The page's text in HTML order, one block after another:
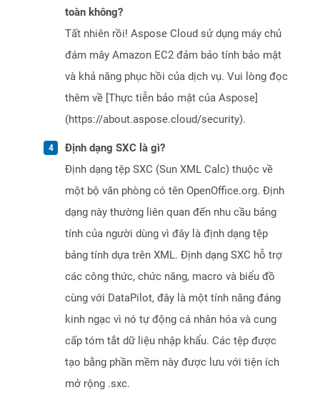
toàn không?
Tất nhiên rồi! Aspose Cloud sử dụng máy chủ
đám mây Amazon EC2 đảm bảo tính bảo mật
và khả năng phục hồi của dịch vụ. Vui lòng đọc
thêm về [Thực tiễn bảo mật của Aspose]
(https://about.aspose.cloud/security).
Định dạng SXC là gì?
Định dạng tệp SXC (Sun XML Calc) thuộc về
một bộ văn phòng có tên OpenOffice.org. Định
dạng này thường liên quan đến nhu cầu bảng
tính của người dùng vì đây là định dạng tệp
bảng tính dựa trên XML. Định dạng SXC hỗ trợ
các công thức, chức năng, macro và biểu đồ
cùng với DataPilot, đây là một tính năng đáng
kinh ngạc vì nó tự động cá nhân hóa và cung
cấp tóm tắt dữ liệu nhập khẩu. Các tệp được
tạo bằng phần mềm này được lưu với tiện ích
mở rộng .sxc.